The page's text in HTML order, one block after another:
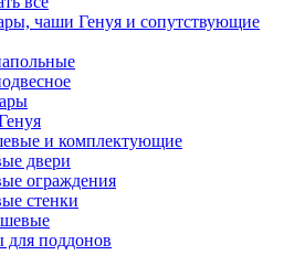
чаши Генуя и сопутствующие
и комплектующие
двери
ограждения
стенки
поддонов